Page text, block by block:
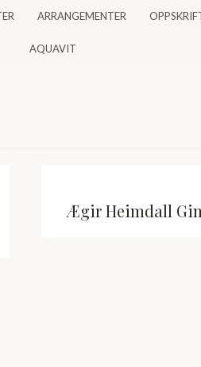
ARRANGEMENTER
AQUAVIT
Ægir Heimdall Gin